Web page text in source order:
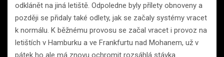
odklánět na jiná letiště. Odpoledne byly přílety obnoveny a
později se přidaly také odlety, jak se začaly systémy vracet
k normálu. K běžnému provosu se začal vracet i provoz na
letištích v Hamburku a ve Frankfurtu nad Mohanem, už v
pátek ho ale má znovu ochromit rozsáhlá stávka.